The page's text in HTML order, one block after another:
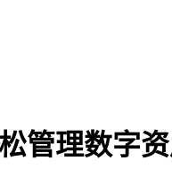
管理数字